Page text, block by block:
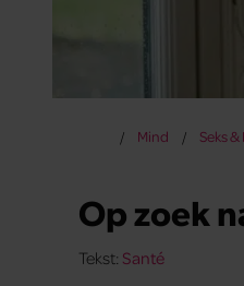
Mind Seks
Op zoek
Tekst: Santé